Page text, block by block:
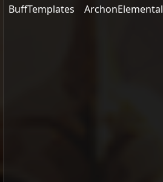
BuffTemplates
ArchonElemental